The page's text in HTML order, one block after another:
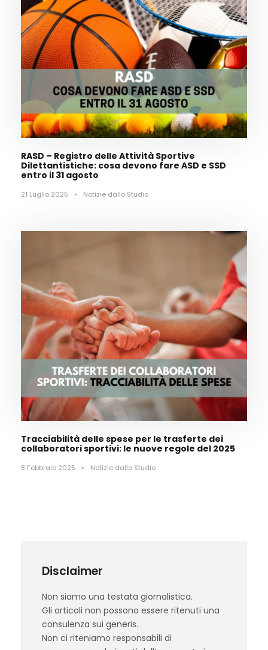
RASD – Registro delle Attività Sportive
Dilettantistiche: cosa devono fare ASD e SSD
entro il 31 agosto
21 Luglio 2025 • Notizie dallo Studio
Tracciabilità delle spese per le trasferte dei
collaboratori sportivi: le nuove regole del 2025
8 Febbraio 2025 • Notizie dallo Studio
Disclaimer
Non siamo una testata giornalistica.
Gli articoli non possono essere ritenuti una
consulenza sui generis.
Non ci riteniamo responsabili di